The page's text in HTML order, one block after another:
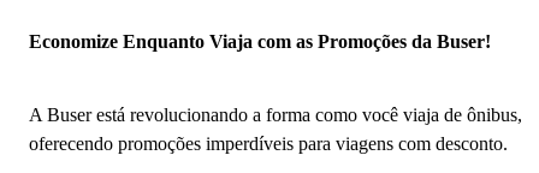
Economize Enquanto Viaja com as Promoções da Buser!
A Buser está revolucionando a forma como você viaja de ônibus,
oferecendo promoções imperdíveis para viagens com desconto.